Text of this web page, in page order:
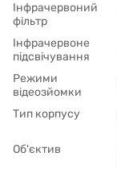
Інфрачервоний
фільтр
Інфрачервоне
підсвічування
Режими
відеозйомки
Тип корпусу
Об'єктив